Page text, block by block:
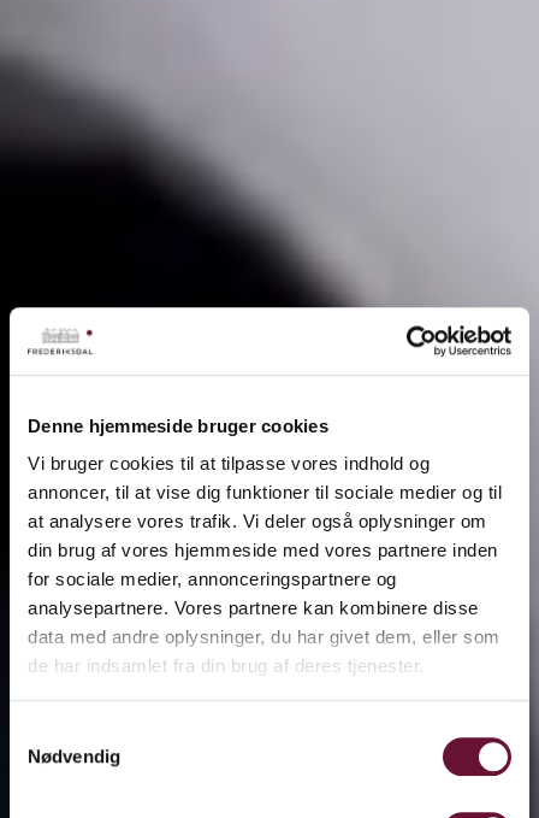
Denne hjemmeside bruger cookies
Vi bruger cookies til at tilpasse vores indhold og
annoncer, til at vise dig funktioner til sociale medier og til
at analysere vores trafik. Vi deler også oplysninger om
din brug af vores hjemmeside med vores partnere inden
for sociale medier, annonceringspartnere og
analysepartnere. Vores partnere kan kombinere disse
data med andre oplysninger, du har givet dem, eller som
de har indsamlet fra din brug af deres tjenester.
Nødvendig